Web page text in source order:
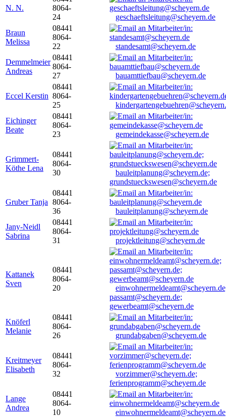
N. N.
8064-
24
geschaeftsleitung@scheyern.de
Braun
Melissa
08441
8064-
22
standesamt@scheyern.de
Demmelmeier
Andreas
08441
8064-
27
bauamttiefbau@scheyern.de
Eccel Kerstin
08441
8064-
25
Eichinger
Beate
08441
8064-
23
gemeindekasse@scheyern.de
Grimmert-
Köthe Lena
08441
8064-
30
bauleitplanung@scheyern.de;
grundstueckswesen@scheyern.de
Gruber Tanja
08441
8064-
36
bauleitplanung@scheyern.de
Jany-Neidl
Sabrina
08441
8064-
31
projektleitung@scheyern.de
Kattanek
Sven
08441
8064-
20
passamt@scheyern.de;
gewerbeamt@scheyern.de
Knöferl
Melanie
08441
8064-
26
grundabgaben@scheyern.de
Kreitmeyer
Elisabeth
08441
8064-
32
vorzimmer@scheyern.de;
ferienprogramm@scheyern.de
Lange
Andrea
08441
8064-
10
einwohnermeldeamt@scheyern.de